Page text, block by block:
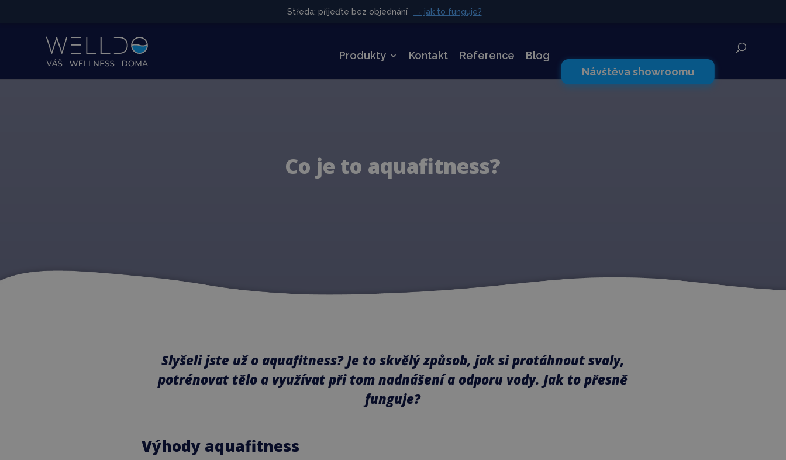
Produkty Kontakt Reference
Blog
Návštěva showroomu
Co je to aquafitness?
Slyšeli jste už o aquafitness? Je to skvělý způsob, jak si protáhnout svaly,
potrénovat tělo a využívat při tom nadnášení a odporu vody. Jak to přesně
funguje?
Výhody aquafitness
Středa: přijeďte bez objednání → jak to funguje?
Středa: přijeďte bez objednání → jak to funguje?